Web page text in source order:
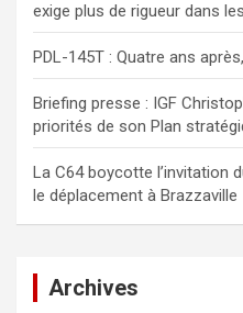
exige plus de rigueur dans
PDL-145T : Quatre ans
Briefing presse : IGF
priorités de son Plan
La C64 boycotte l’invitation
le déplacement à Brazzaville
Archives